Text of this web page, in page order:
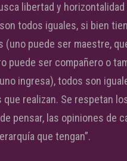
libertad y
todos iguales, si bien
(uno puede ser maestre,
puede ser compañero o
ingresa), todos son
que realizan. Se respetan
pensar, las opiniones de
que tengan”.